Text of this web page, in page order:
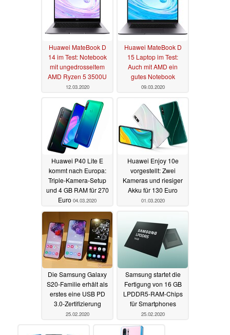
Huawei MateBook D
14 im Test: Notebook
mit ungedrosseltem
AMD Ryzen 5 3500U
12.03.2020
Huawei MateBook D
15 Laptop im Test:
Auch mit AMD ein
gutes Notebook
09.03.2020
Huawei P40 Lite E
kommt nach Europa:
Triple-Kamera-Setup
und 4 GB RAM für 270
Euro 04.03.2020
Huawei Enjoy 10e
vorgestellt: Zwei
Kameras und riesiger
Akku für 130 Euro
01.03.2020
Die Samsung Galaxy
S20-Familie erhält als
erstes eine USB PD
3.0-Zertifizierung
25.02.2020
Samsung startet die
Fertigung von 16 GB
LPDDR5-RAM-Chips
für Smartphones
25.02.2020